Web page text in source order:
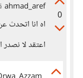
0
ahmad_aref
اه انا اتحدث
اعتقد لا نصدر